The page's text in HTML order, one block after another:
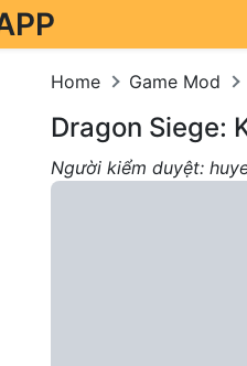
Home Game Mod
Dragon Siege:
Người kiểm duyệt: